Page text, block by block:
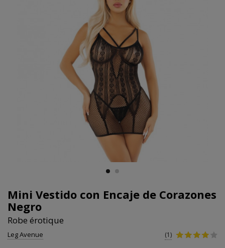
Mini Vestido con Encaje de Corazones
Negro
Robe érotique
Leg Avenue (1)